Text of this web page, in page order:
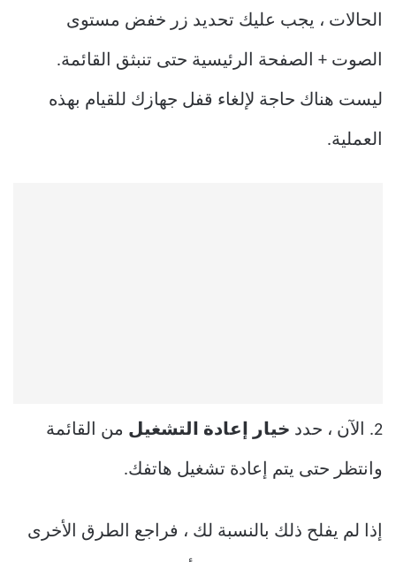
الحالات ، يجب عليك تحديد زر خفض مستوى
الصوت + الصفحة الرئيسية حتى تنبثق القائمة.
ليست هناك حاجة لإلغاء قفل جهازك للقيام بهذه
العملية.
2. الآن ، حدد خيار إعادة التشغيل من القائمة
وانتظر حتى يتم إعادة تشغيل هاتفك.
إذا لم يفلح ذلك بالنسبة لك ، فراجع الطرق الأخرى